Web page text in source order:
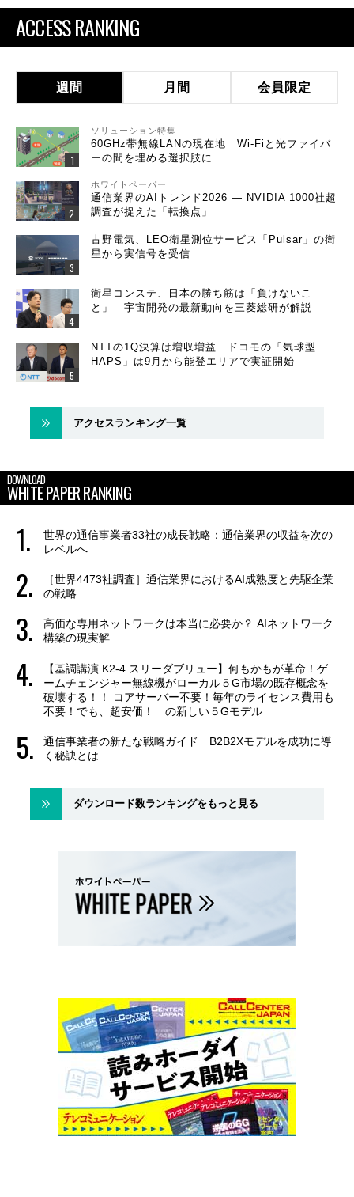
ACCESS RANKING
週間 月間 会員限定
ソリューション特集
60GHz帯無線LANの現在地 Wi-Fiと光ファイバ
ーの間を埋める選択肢に
ホワイトペーパー
通信業界のAIトレンド2026 ― NVIDIA 1000社超
調査が捉えた「転換点」
古野電気、LEO衛星測位サービス「Pulsar」の衛
星から実信号を受信
衛星コンステ、日本の勝ち筋は「負けないこ
と」 宇宙開発の最新動向を三菱総研が解説
NTTの1Q決算は増収増益 ドコモの「気球型
HAPS」は9月から能登エリアで実証開始
アクセスランキング一覧
DOWNLOAD
WHITE PAPER RANKING
世界の通信事業者33社の成長戦略：通信業界の収益を次の
レベルへ
［世界4473社調査］通信業界におけるAI成熟度と先駆企業
の戦略
高価な専用ネットワークは本当に必要か？ AIネットワーク
構築の現実解
【基調講演 K2-4 スリーダブリュー】何もかもが革命！ゲ
ームチェンジャー無線機がローカル５G市場の既存概念を
破壊する！！ コアサーバー不要！毎年のライセンス費用も
不要！でも、超安価！ の新しい５Gモデル
通信事業者の新たな戦略ガイド B2B2Xモデルを成功に導
く秘訣とは
ダウンロード数ランキングをもっと見る